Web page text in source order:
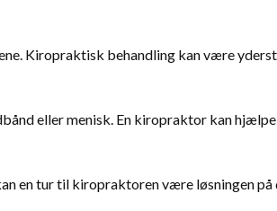
Kiropraktisk behandling kan være
eller menisk. En kiropraktor kan
en tur til kiropraktoren være løsningen